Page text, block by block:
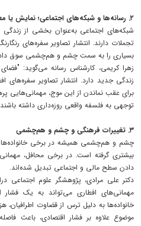
۲. رسانه‌ها و شبکه‌های اجتماعی؛ نمایش یا معنویت؟
شبکه‌های اجتماعی به‌عنوان بخشی از
تجملات دارند. انتشار تصاویر سفره‌های
بسیاری را به سمت چشم و هم‌چشمی سوق
زهرا کریمی، کارشناس رسانه می‌گوید:
زندگی جدید دارد. انتشار تصاویر سفره‌های
برای عقب نماندن از این موج، مهمانی‌هایی
توجهی به فلسفه واقعی روزه‌داری داشته
۳. تغییرات فرهنگی و چشم و هم‌چشمی
چشم و هم‌چشمی همیشه در برخی خانواده‌ها
بیشتری گرفته است. در برخی محافل،
دادن سطح مالی و اجتماعی تبدیل شده‌اند.
دکتر علی مرادی، پژوهشگر علوم
مهمانی‌های افطاری می‌تواند به یک
خانواده‌ها به دلیل ترس از قضاوت
موضوع علاوه بر فشار اقتصادی، باعث